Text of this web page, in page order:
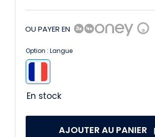
prix
initial
prix
actuel
OU PAYER EN ?
Option : Langue
En stock
AJOUTER AU PANIER